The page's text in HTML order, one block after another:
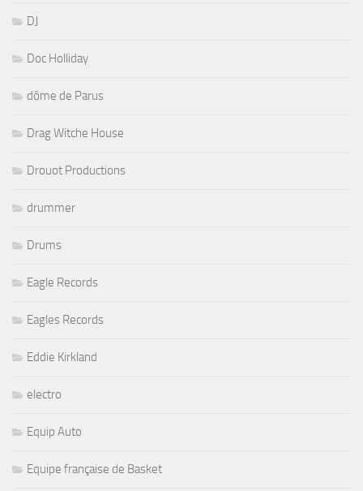
DJ
Doc Holliday
dôme de Parus
Drag Witche House
Drouot Productions
drummer
Drums
Eagle Records
Eagles Records
Eddie Kirkland
electro
Equip Auto
Equipe française de Basket